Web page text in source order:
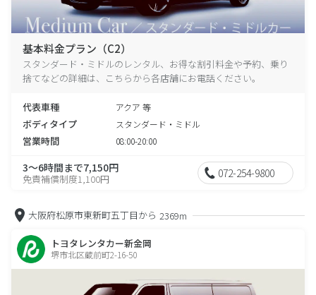
基本料金プラン（C2）
スタンダード・ミドルのレンタル、お得な割引料金や予約、乗り
捨てなどの詳細は、こちらから各店舗にお電話ください。
代表車種 アクア 等
ボディタイプ スタンダード・ミドル
営業時間 08:00-20:00
3～6時間まで7,150円
免責補償制度1,100円 072-254-9800
大阪府松原市東新町五丁目から 2369m
トヨタレンタカー新金岡
堺市北区蔵前町2-16-50